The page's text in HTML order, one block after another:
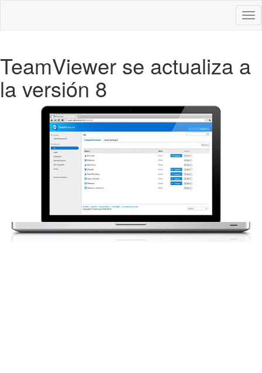
TeamViewer se actualiza a
la versión 8